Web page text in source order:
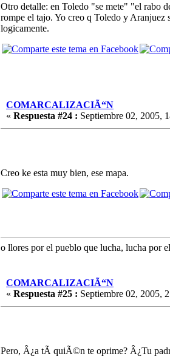
Otro detalle: en Toledo "se mete" "el rabo
rompe el tajo. Yo creo q Toledo y Aranjuez
logicamente.
COMARCALIZACIÃ“N
« Respuesta #24 : Septiembre 02, 2005,
Creo ke esta muy bien, ese mapa.
o llores por el pueblo que lucha, lucha por
COMARCALIZACIÃ“N
« Respuesta #25 : Septiembre 02, 2005,
Pero, Â¿a tÃ­ quiÃ©n te oprime? Â¿Tu